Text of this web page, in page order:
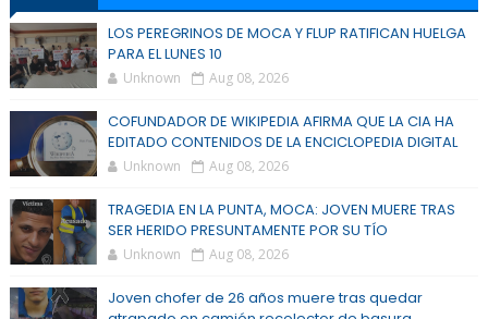
LOS PEREGRINOS DE MOCA Y FLUP RATIFICAN HUELGA
PARA EL LUNES 10
Unknown Aug 08, 2026
COFUNDADOR DE WIKIPEDIA AFIRMA QUE LA CIA HA
EDITADO CONTENIDOS DE LA ENCICLOPEDIA DIGITAL
Unknown Aug 08, 2026
TRAGEDIA EN LA PUNTA, MOCA: JOVEN MUERE TRAS
SER HERIDO PRESUNTAMENTE POR SU TÍO
Unknown Aug 08, 2026
Joven chofer de 26 años muere tras quedar